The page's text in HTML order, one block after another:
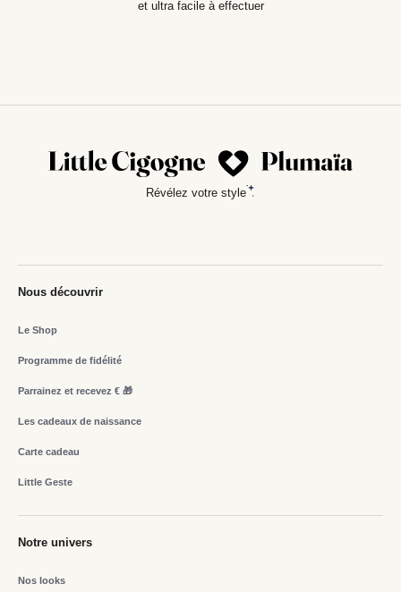
et ultra facile à effectuer
Révélez votre style
Nous découvrir
Le Shop
Programme de fidélité
Parrainez et recevez € 🎁
Les cadeaux de naissance
Carte cadeau
Little Geste
Notre univers
Nos looks